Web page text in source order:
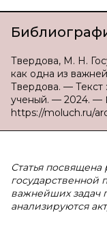
Твердова, М. Н.
как одна из
Твердова. —
ученый. — 2024. —
https://moluch.ru/
Статья
государственной
важнейших задач
анализируются